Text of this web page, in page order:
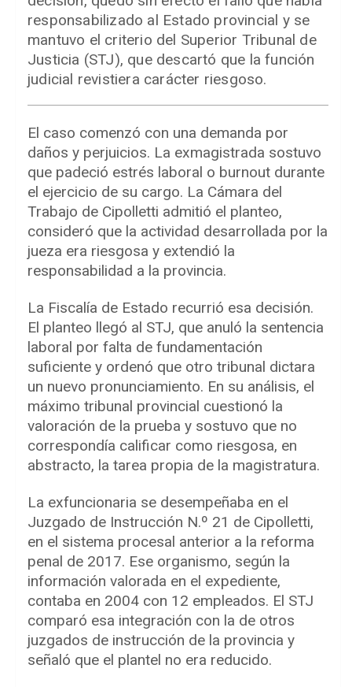
responsabilizado al Estado provincial y se
mantuvo el criterio del Superior Tribunal de
Justicia (STJ), que descartó que la función
judicial revistiera carácter riesgoso.
El caso comenzó con una demanda por
daños y perjuicios. La exmagistrada sostuvo
que padeció estrés laboral o burnout durante
el ejercicio de su cargo. La Cámara del
Trabajo de Cipolletti admitió el planteo,
consideró que la actividad desarrollada por la
jueza era riesgosa y extendió la
responsabilidad a la provincia.
La Fiscalía de Estado recurrió esa decisión.
El planteo llegó al STJ, que anuló la sentencia
laboral por falta de fundamentación
suficiente y ordenó que otro tribunal dictara
un nuevo pronunciamiento. En su análisis, el
máximo tribunal provincial cuestionó la
valoración de la prueba y sostuvo que no
correspondía calificar como riesgosa, en
abstracto, la tarea propia de la magistratura.
La exfuncionaria se desempeñaba en el
Juzgado de Instrucción N.º 21 de Cipolletti,
en el sistema procesal anterior a la reforma
penal de 2017. Ese organismo, según la
información valorada en el expediente,
contaba en 2004 con 12 empleados. El STJ
comparó esa integración con la de otros
juzgados de instrucción de la provincia y
señaló que el plantel no era reducido.